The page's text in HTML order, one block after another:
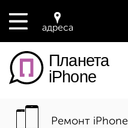
адреса
Планета
iPhone
Ремонт iPhone